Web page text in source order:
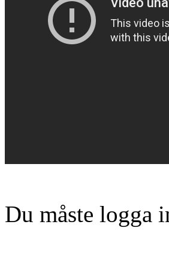
Du måste logga